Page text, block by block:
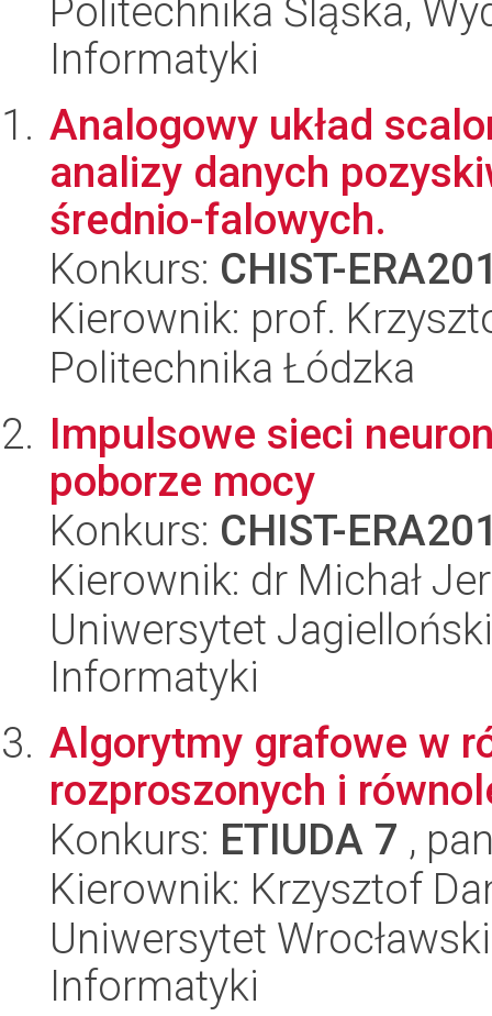
Politechnika Śląska,
Informatyki
Analogowy układ
analizy danych
średnio-falowych.
Konkurs: CHIST-
Kierownik: prof.
Politechnika Łódzka
Impulsowe sieci
poborze mocy
Konkurs: CHIST-
Kierownik: dr Michał
Uniwersytet
Informatyki
Algorytmy grafowe w
rozproszonych i
Konkurs: ETIUDA 7 ,
Kierownik: Krzysztof
Uniwersytet
Informatyki